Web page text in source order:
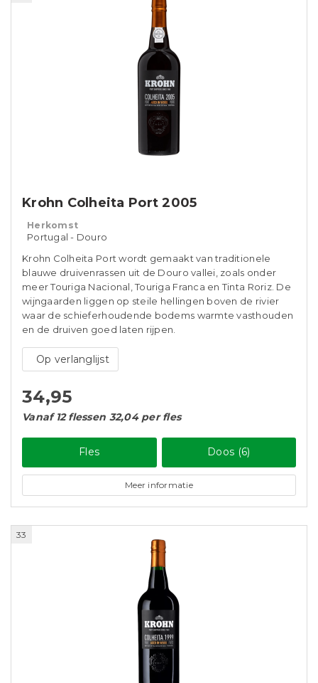
Krohn Colheita Port 2005
Herkomst
Portugal - Douro
Krohn Colheita Port wordt gemaakt van traditionele
blauwe druivenrassen uit de Douro vallei, zoals onder
meer Touriga Nacional, Touriga Franca en Tinta Roriz. De
wijngaarden liggen op steile hellingen boven de rivier
waar de schieferhoudende bodems warmte vasthouden
en de druiven goed laten rijpen.
Op verlanglijst
34,95
Vanaf 12 flessen 32,04 per fles
Fles Doos (6)
Meer informatie
33